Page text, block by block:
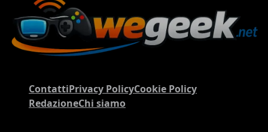
ContattiPrivacy PolicyCookie Policy
RedazioneChi siamo